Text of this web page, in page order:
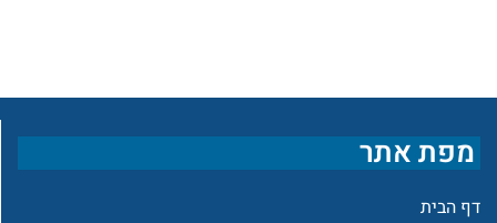
מפת אתר
דף הבית